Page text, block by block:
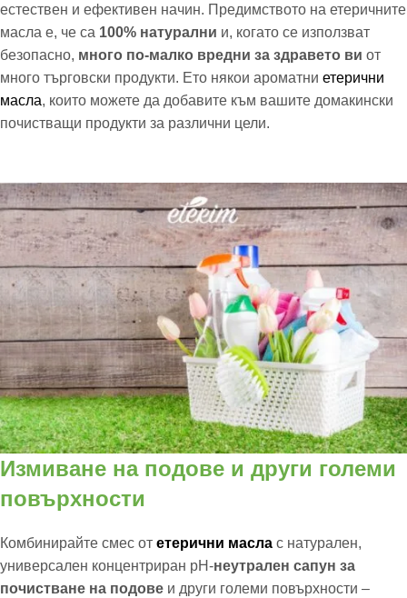
естествен и ефективен начин. Предимството на етеричните
масла е, че са 100% натурални и, когато се използват
безопасно, много по-малко вредни за здравето ви от
много търговски продукти. Ето някои ароматни етерични
масла, които можете да добавите към вашите домакински
почистващи продукти за различни цели.
Измиване на подове и други големи
повърхности
Комбинирайте смес от етерични масла с натурален,
универсален концентриран pH-неутрален сапун за
почистване на подове и други големи повърхности –